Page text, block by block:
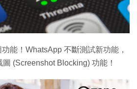
能！WhatsApp 不斷測試新功能，
(Screenshot Blocking) 功能！